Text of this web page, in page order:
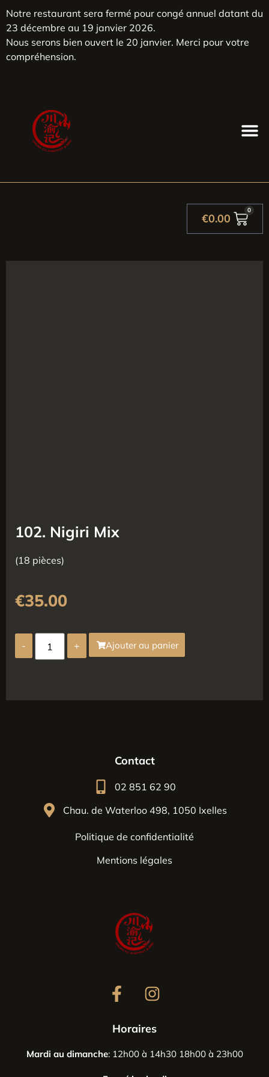
Notre restaurant sera fermé pour congé annuel datant du
23 décembre au 19 janvier 2026.
Nous serons bien ouvert le 20 janvier. Merci pour votre
compréhension.
€0.00
0
102. Nigiri Mix
(18 pièces)
€35.00
- + Ajouter au panier
Contact
02 851 62 90
Chau. de Waterloo 498, 1050 Ixelles
Politique de confidentialité
Mentions légales
Horaires
Mardi au dimanche: 12h00 à 14h30 18h00 à 23h00